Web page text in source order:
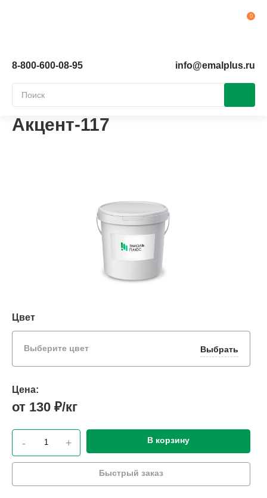
8-800-600-08-95 info@emalplus.ru
Акцент-117
Цвет
Выберите цвет Выбрать
Цена:
от 130 ₽/кг
- + В корзину
Быстрый заказ